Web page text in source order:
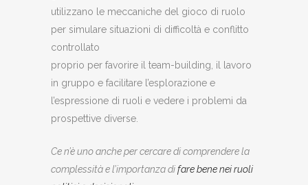
utilizzano le meccaniche del gioco di ruolo
per simulare situazioni di difficoltà e conflitto
controllato
proprio per favorire il team-building, il lavoro
in gruppo e facilitare l’esplorazione e
l’espressione di ruoli e vedere i problemi da
prospettive diverse.
Ce n’è uno anche per cercare di comprendere la
complessità e l’importanza difare bene nei ruoli